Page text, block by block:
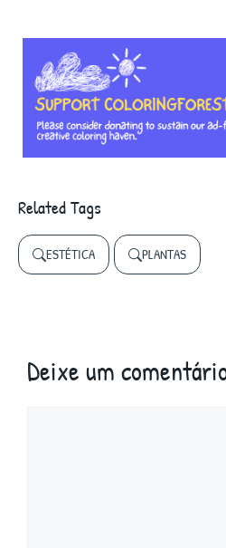
Related Tags
ESTÉTICA PLANTAS
Deixe um